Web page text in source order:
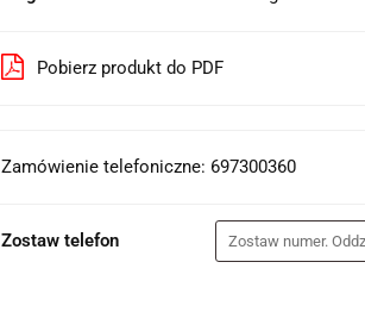
Pobierz produkt do PDF
Zamówienie telefoniczne: 697300360
Zostaw telefon